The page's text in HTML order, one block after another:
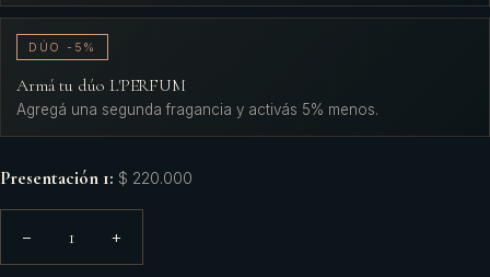
DÚO -5%
Armá tu dúo L'PERFUM
Agregá una segunda fragancia y activás 5% menos.
Presentación 1: $ 220.000
− 1 +